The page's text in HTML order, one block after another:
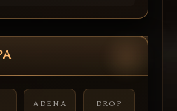
ADENA DROP